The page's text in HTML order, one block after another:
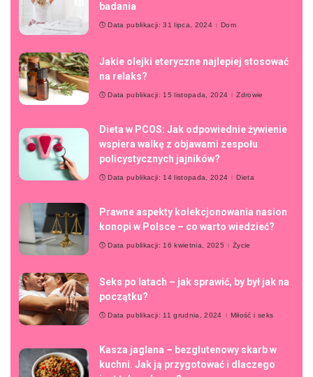
badania
Data publikacji: 31 lipca, 2024 Dom
Jakie olejki eteryczne najlepiej stosować
na relaks?
Data publikacji: 15 listopada, 2024 Zdrowie
Dieta w PCOS: Jak odpowiednie żywienie
wspiera walkę z objawami zespołu
policystycznych jajników?
Data publikacji: 14 listopada, 2024 Dieta
Prawne aspekty kolekcjonowania nasion
konopi w Polsce – co warto wiedzieć?
Data publikacji: 16 kwietnia, 2025 Życie
Seks po latach – jak sprawić, by był jak na
początku?
Data publikacji: 11 grudnia, 2024 Miłość i seks
Kasza jaglana – bezglutenowy skarb w
kuchni. Jak ją przygotować i dlaczego